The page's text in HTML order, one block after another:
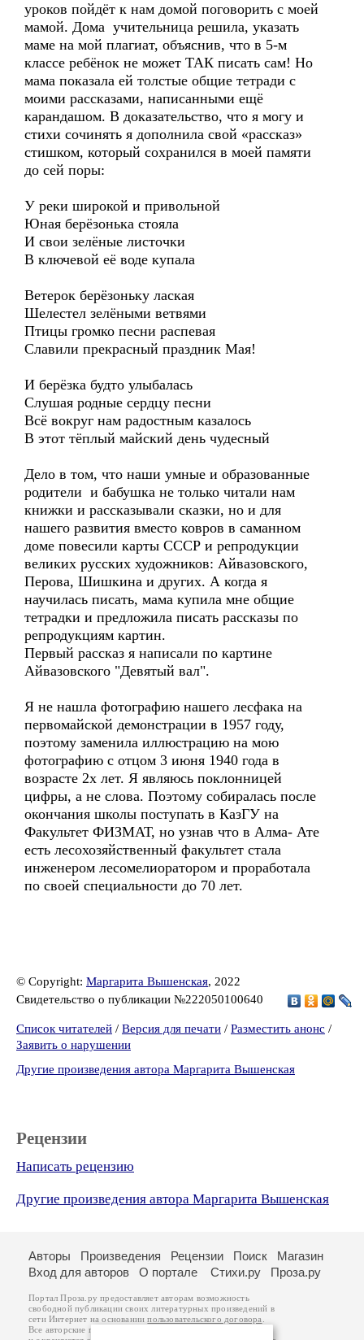
уроков пойдёт к нам домой поговорить с моей
мамой. Дома учительница решила, указать
маме на мой плагиат, объяснив, что в 5-м
классе ребёнок не может ТАК писать сам! Но
мама показала ей толстые общие тетради с
моими рассказами, написанными ещё
карандашом. В доказательство, что я могу и
стихи сочинять я дополнила свой «рассказ»
стишком, который сохранился в моей памяти
до сей поры:
У реки широкой и привольной
Юная берёзонька стояла
И свои зелёные листочки
В ключевой её воде купала
Ветерок берёзоньку лаская
Шелестел зелёными ветвями
Птицы громко песни распевая
Славили прекрасный праздник Мая!
И берёзка будто улыбалась
Слушая родные сердцу песни
Всё вокруг нам радостным казалось
В этот тёплый майский день чудесный
Дело в том, что наши умные и образованные
родители и бабушка не только читали нам
книжки и рассказывали сказки, но и для
нашего развития вместо ковров в саманном
доме повесили карты СССР и репродукции
великих русских художников: Айвазовского,
Перова, Шишкина и других. А когда я
научилась писать, мама купила мне общие
тетрадки и предложила писать рассказы по
репродукциям картин.
Первый рассказ я написали по картине
Айвазовского "Девятый вал".
Я не нашла фотографию нашего лесфака на
первомайской демонстрации в 1957 году,
поэтому заменила иллюстрацию на мою
фотографию с отцом 3 июня 1940 года в
возрасте 2х лет. Я являюсь поклонницей
цифры, а не слова. Поэтому собиралась после
окончания школы поступать в КазГУ на
Факультет ФИЗМАТ, но узнав что в Алма- Ате
есть лесохозяйственный факультет стала
инженером лесомелиоратором и проработала
по своей специальности до 70 лет.
© Copyright: Маргарита Вышенская, 2022
Свидетельство о публикации №222050100640
Список читателей / Версия для печати / Разместить анонс /
Заявить о нарушении
Другие произведения автора Маргарита Вышенская
Рецензии
Написать рецензию
Другие произведения автора Маргарита Вышенская
Авторы Произведения Рецензии Поиск
Магазин
Вход для авторов
О портале Стихи.ру Проза.ру
Портал Проза.ру предоставляет авторам возможность
свободной публикации своих литературных произведений в
сети Интернет на основаниипользовательского договора
Все авторские права на произведения принадлежат авторам